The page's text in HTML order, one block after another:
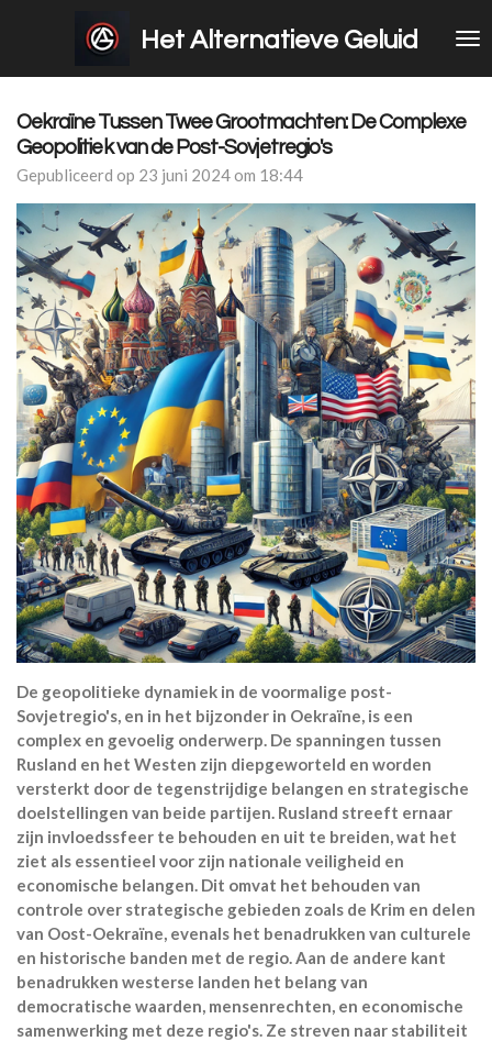
hoofdinhoud
Het Alternatieve Geluid
Oekraïne Tussen Twee Grootmachten: De Complexe
Geopolitiek van de Post-Sovjetregio's
Gepubliceerd op 23 juni 2024 om 18:44
De geopolitieke dynamiek in de voormalige post-
Sovjetregio's, en in het bijzonder in Oekraïne, is een
complex en gevoelig onderwerp. De spanningen tussen
Rusland en het Westen zijn diepgeworteld en worden
versterkt door de tegenstrijdige belangen en strategische
doelstellingen van beide partijen. Rusland streeft ernaar
zijn invloedssfeer te behouden en uit te breiden, wat het
ziet als essentieel voor zijn nationale veiligheid en
economische belangen. Dit omvat het behouden van
controle over strategische gebieden zoals de Krim en delen
van Oost-Oekraïne, evenals het benadrukken van culturele
en historische banden met de regio. Aan de andere kant
benadrukken westerse landen het belang van
democratische waarden, mensenrechten, en economische
samenwerking met deze regio's. Ze streven naar stabiliteit